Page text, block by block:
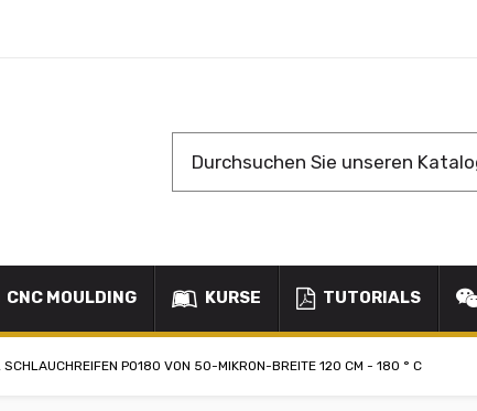
CNC MOULDING KURSE TUTORIALS
SCHLAUCHREIFEN PO180 VON 50-MIKRON-BREITE 120 CM - 180 ° C